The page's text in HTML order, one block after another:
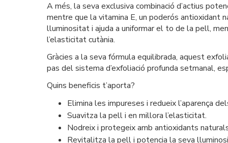
A més, la seva exclusiva combinació d’actius
mentre que la vitamina E, un poderós antioxidant
lluminositat i ajuda a uniformar el to de la pell,
l’elasticitat cutània.
Gràcies a la seva fórmula equilibrada, aquest
pas del sistema d’exfoliació profunda setmanal,
Quins beneficis t’aporta?
Elimina les impureses i redueix l’aparença
Suavitza la pell i en millora l’elasticitat.
Nodreix i protegeix amb antioxidants
Revitalitza la pell i potencia la seva